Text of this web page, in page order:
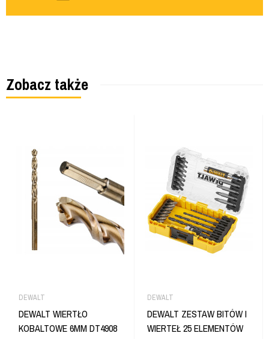
Zobacz także
DEWALT
DEWALT WIERTŁO
KOBALTOWE 6MM DT4908
DEWALT
DEWALT ZESTAW BITÓW I
WIERTEŁ 25 ELEMENTÓW